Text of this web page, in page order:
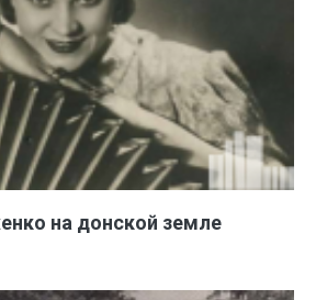
на донской земле